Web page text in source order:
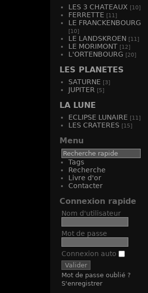
LES 3 CHATEAUX [10]
FERRETTE [11]
LE FRANCKENBOURG
[10]
LE LANDSKROEN [11]
LE MORIMONT [12]
L'ORTENBOURG [20]
LES PLANETES
SATURNE [3]
JUPITER [5]
LA LUNE
ECLIPSE LUNAIRE [11]
LES CRATERES [15]
Menu
Tags
Recherche
Livre d'or
Contacter
Connexion rapide
Nom d'utilisateur
Mot de passe
Connexion auto
Mot de passe oublié ?
S'enregistrer